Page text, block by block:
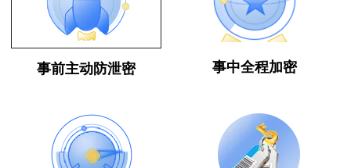
事前主动防泄密 事中全程加密